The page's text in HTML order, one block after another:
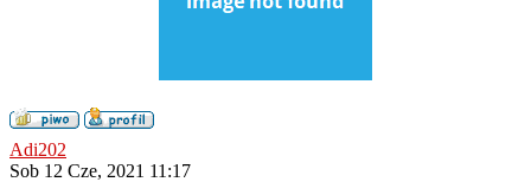
Adi202
Sob 12 Cze, 2021 11:17